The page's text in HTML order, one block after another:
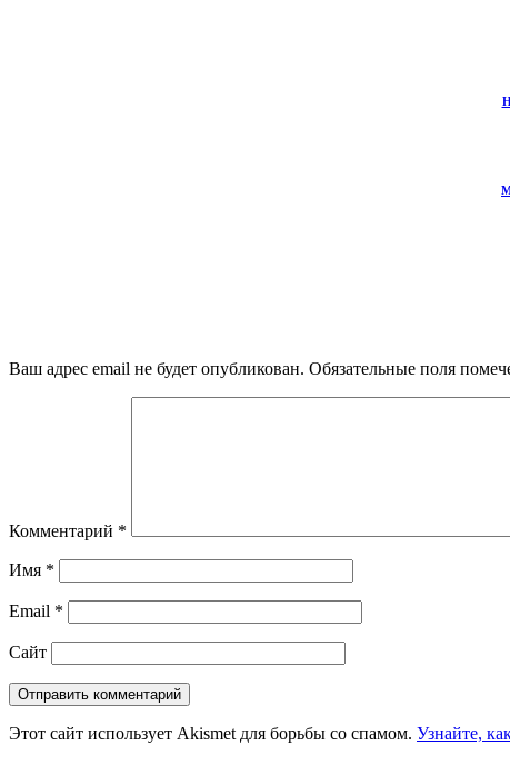
Ваш адрес email не будет опубликован. Обязательные поля
Комментарий *
Имя *
Email *
Сайт
Этот сайт использует Akismet для борьбы со спамом. Узнайте,